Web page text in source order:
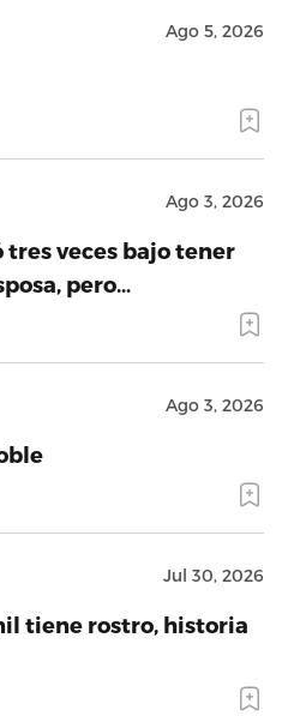
Ago 5, 2026
Ago 3, 2026
tres veces bajo tener
pero…
Ago 3, 2026
Jul 30, 2026
tiene rostro, historia